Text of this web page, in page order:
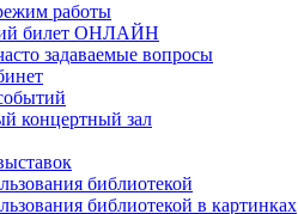
работы
билет ОНЛАЙН
задаваемые вопросы
концертный зал
библиотекой
библиотекой в картинках